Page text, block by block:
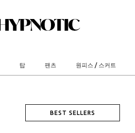
탑 팬츠 원피스 / 스커트
BEST SELLERS